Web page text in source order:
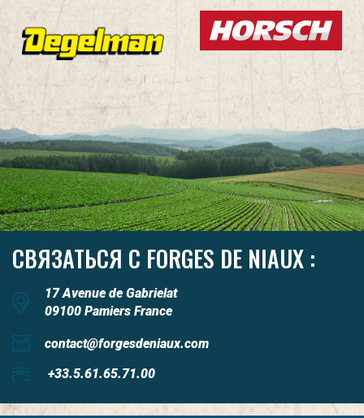
СВЯЗАТЬСЯ С FORGES DE NIAUX :
17 Avenue de Gabrielat
09100 Pamiers France
contact@forgesdeniaux.com
+33.5.61.65.71.00